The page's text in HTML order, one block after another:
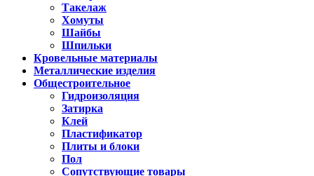
Такелаж
Хомуты
Шайбы
Шпильки
Кровельные материалы
Металлические изделия
Общестроительное
Гидроизоляция
Затирка
Клей
Пластификатор
Плиты и блоки
Пол
Сопутствующие товары